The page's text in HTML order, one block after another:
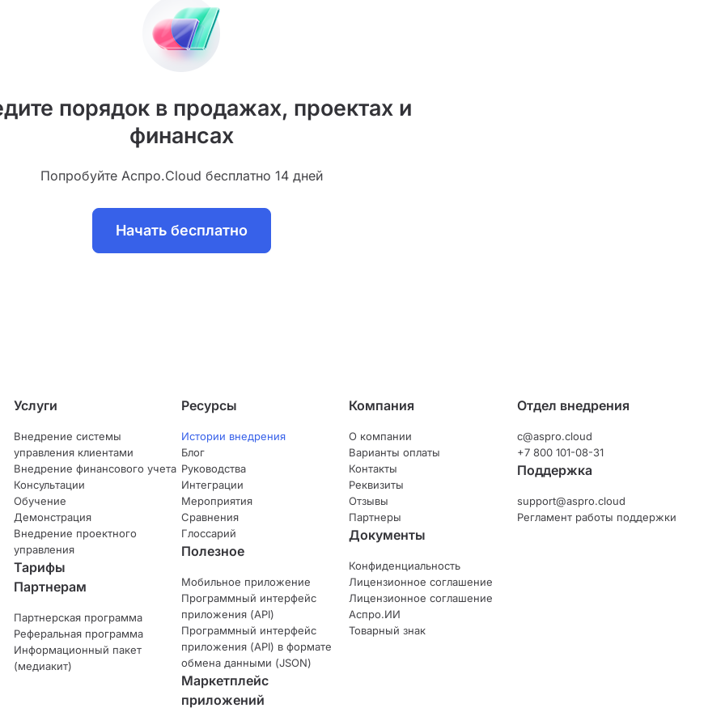
порядок в продажах, проектах и
финансах
Попробуйте Аспро.Cloud бесплатно 14 дней
Начать бесплатно
Услуги
Внедрение системы
управления клиентами
Внедрение финансового учета
Консультации
Обучение
Демонстрация
Внедрение проектного
управления
Тарифы
Партнерам
Партнерская программа
Реферальная программа
Информационный пакет
(медиакит)
Ресурсы
Истории внедрения
Блог
Руководства
Интеграции
Мероприятия
Сравнения
Глоссарий
Полезное
Мобильное приложение
Программный интерфейс
приложения (API)
Программный интерфейс
приложения (API) в формате
обмена данными (JSON)
Маркетплейс
приложений
Компания
О компании
Варианты оплаты
Контакты
Реквизиты
Отзывы
Партнеры
Документы
Конфиденциальность
Лицензионное соглашение
Лицензионное соглашение
Аспро.ИИ
Товарный знак
Отдел внедрения
c@aspro.cloud
+7 800 101-08-31
Поддержка
support@aspro.cloud
Регламент работы поддержки